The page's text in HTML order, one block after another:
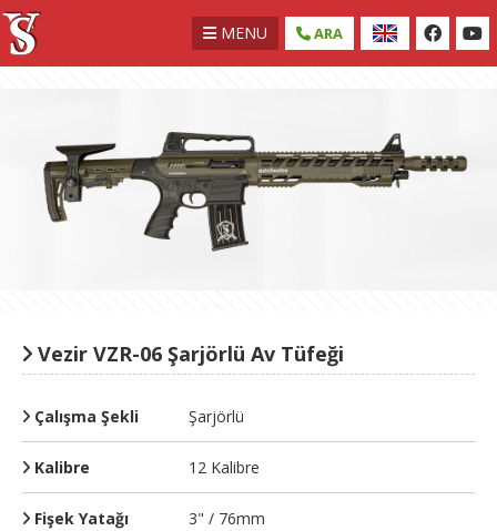
MENU ARA
Vezir VZR-06 Şarjörlü Av Tüfeği
Çalışma Şekli Şarjörlü
Kalibre 12 Kalibre
Fişek Yatağı 3" / 76mm